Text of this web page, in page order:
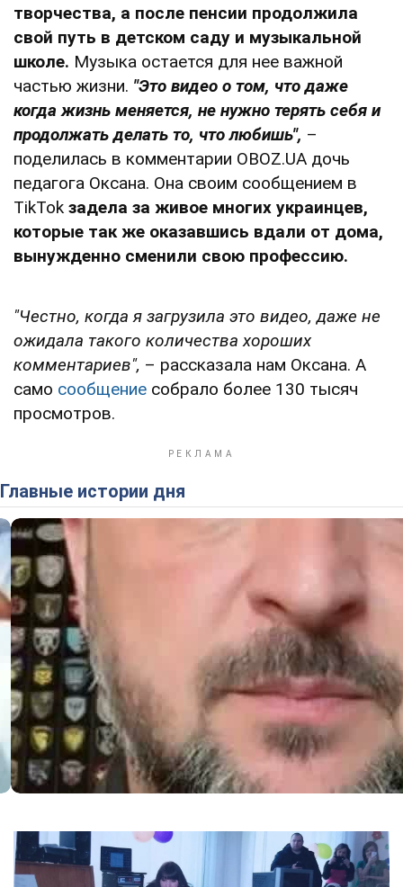
творчества, а после пенсии продолжила
свой путь в детском саду и музыкальной
школе. Музыка остается для нее важной
частью жизни. "Это видео о том, что даже
когда жизнь меняется, не нужно терять себя и
продолжать делать то, что любишь", –
поделилась в комментарии OBOZ.UA дочь
педагога Оксана. Она своим сообщением в
TikTok задела за живое многих украинцев,
которые так же оказавшись вдали от дома,
вынужденно сменили свою профессию.
"Честно, когда я загрузила это видео, даже не
ожидала такого количества хороших
комментариев", – рассказала нам Оксана. А
само сообщение собрало более 130 тысяч
просмотров.
Главные истории дня